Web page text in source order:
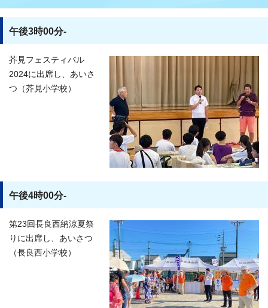
午後3時00分-
芥見フェスティバル
2024に出席し、あいさ
つ（芥見小学校）
午後4時00分-
第23回長良西納涼夏祭
りに出席し、あいさつ
（長良西小学校）